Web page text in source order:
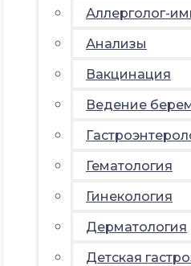
Аллерголог-
Анализы
Вакцинация
Ведение
Гематология
Гинекология
Дерматология
Детская